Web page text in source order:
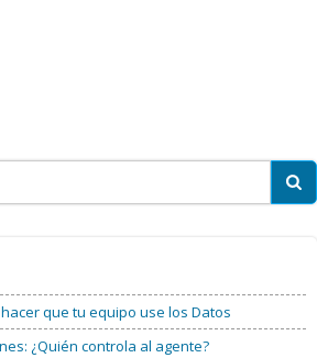
que tu equipo use los Datos
¿Quién controla al agente?